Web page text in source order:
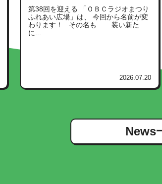
第38回を迎える 「ＯＢＣラジオまつり
ふれあい広場」は、 今回から名前が変
わります！ その名も 装い新た
に...
2026.07.20
News